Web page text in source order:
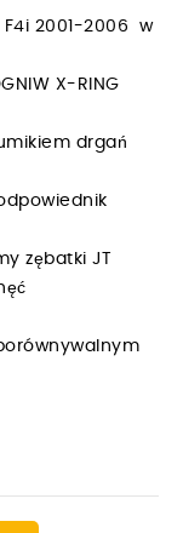
F4i 2001-2006 w
X-RING
drgań
zębatki JT